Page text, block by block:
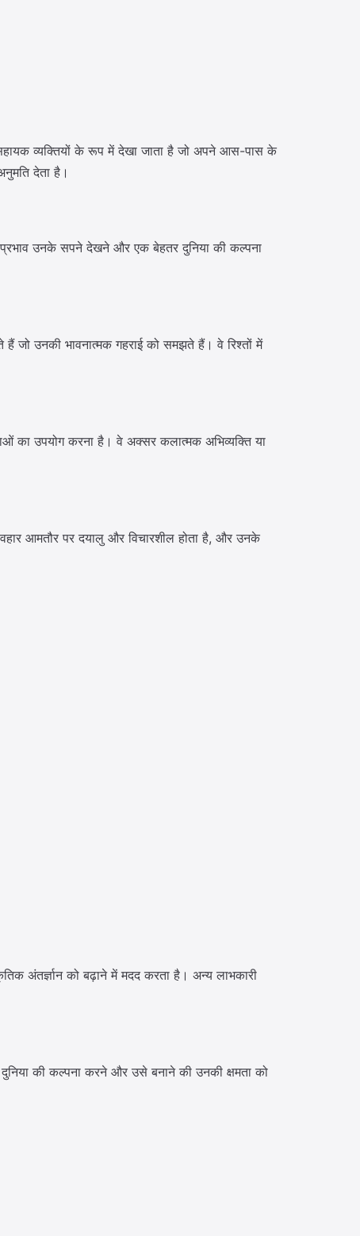
सहायक व्यक्तियों के रूप में देखा जाता है जो अपने आस-पास के
देता है।
प्रभाव उनके सपने देखने और एक बेहतर दुनिया की कल्पना
जो उनकी भावनात्मक गहराई को समझते हैं। वे रिश्तों में
का उपयोग करना है। वे अक्सर कलात्मक अभिव्यक्ति या
आमतौर पर दयालु और विचारशील होता है, और उनके
अंतर्ज्ञान को बढ़ाने में मदद करता है। अन्य लाभकारी
की कल्पना करने और उसे बनाने की उनकी क्षमता को